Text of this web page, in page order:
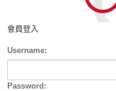
會員登入
Username:
Password: